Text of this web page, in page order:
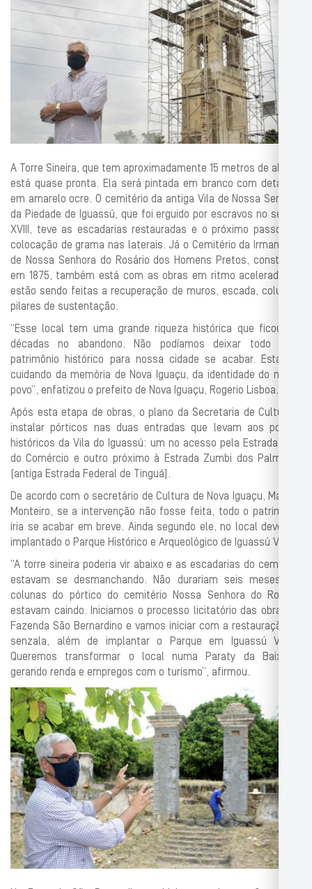
A Torre Sineira, que tem aproximadamente 15 metros de altura,
está quase pronta. Ela será pintada em branco com detalhes
em amarelo ocre. O cemitério da antiga Vila de Nossa Senhora
da Piedade de Iguassú, que foi erguido por escravos no século
XVIII, teve as escadarias restauradas e o próximo passo é a
colocação de grama nas laterais. Já o Cemitério da Irmandade
de Nossa Senhora do Rosário dos Homens Pretos, construído
em 1875, também está com as obras em ritmo acelerado. Lá
estão sendo feitas a recuperação de muros, escada, coluna e
pilares de sustentação.
“Esse local tem uma grande riqueza histórica que ficou por
décadas no abandono. Não podíamos deixar todo esse
patrimônio histórico para nossa cidade se acabar. Estamos
cuidando da memória de Nova Iguaçu, da identidade do nosso
povo”, enfatizou o prefeito de Nova Iguaçu, Rogerio Lisboa.
Após esta etapa de obras, o plano da Secretaria de Cultura é
instalar pórticos nas duas entradas que levam aos pontos
históricos da Vila do Iguassú: um no acesso pela Estrada Real
do Comércio e outro próximo à Estrada Zumbi dos Palmares
(antiga Estrada Federal de Tinguá).
De acordo com o secretário de Cultura de Nova Iguaçu, Marcus
Monteiro, se a intervenção não fosse feita, todo o patrimônio
iria se acabar em breve. Ainda segundo ele, no local deve ser
implantado o Parque Histórico e Arqueológico de Iguassú Velho.
“A torre sineira poderia vir abaixo e as escadarias do cemitério
estavam se desmanchando. Não durariam seis meses. As
colunas do pórtico do cemitério Nossa Senhora do Rosário
estavam caindo. Iniciamos o processo licitatório das obras da
Fazenda São Bernardino e vamos iniciar com a restauração da
senzala, além de implantar o Parque em Iguassú Velho.
Queremos transformar o local numa Paraty da Baixada,
gerando renda e empregos com o turismo”, afirmou.